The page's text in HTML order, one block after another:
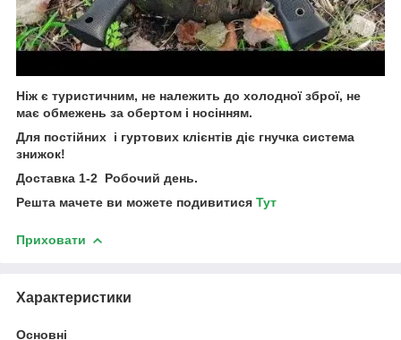
Ніж є туристичним, не належить до холодної зброї, не
має обмежень за обертом і носінням.
Для постійних і гуртових клієнтів діє гнучка система
знижок!
Доставка 1-2 Робочий день.
Решта мачете ви можете подивитися Тут
Приховати
Характеристики
Основні